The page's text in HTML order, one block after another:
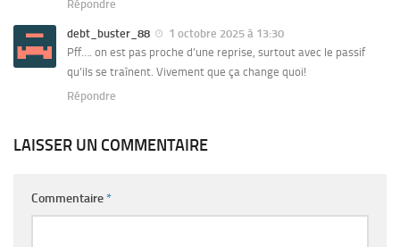
Répondre
debt_buster_88
1 octobre 2025 à 13:30
Pff…. on est pas proche d’une reprise, surtout avec le passif
qu’ils se traînent. Vivement que ça change quoi!
Répondre
LAISSER UN COMMENTAIRE
Commentaire*